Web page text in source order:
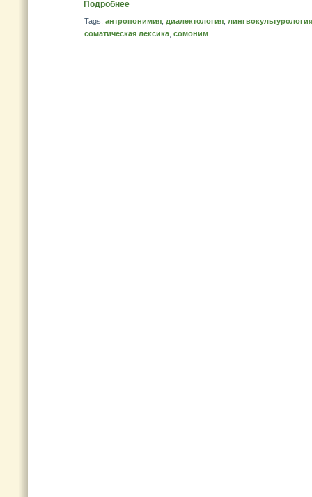
Подробнее
Tags: антропонимия диалектология лингвокультурология
соматическая лексика сомоним